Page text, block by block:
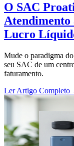
O SAC
Atendimento
Lucro
Mude o paradigma
seu SAC de um
faturamento.
Ler Artigo Completo